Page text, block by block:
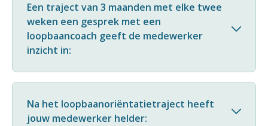
Een traject van 3 maanden met elke twee
weken een gesprek met een
loopbaancoach geeft de medewerker
inzicht in:
Na het loopbaanoriëntatietraject heeft
jouw medewerker helder: